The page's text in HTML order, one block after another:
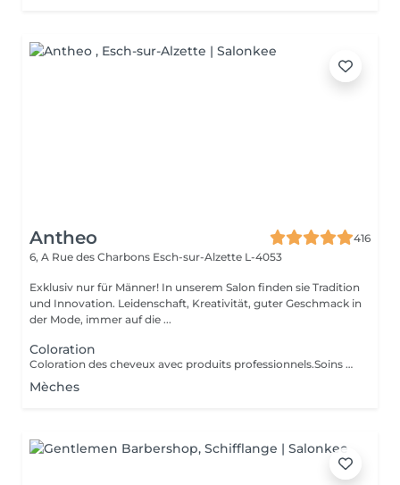
Antheo
416
6, A Rue des Charbons Esch-sur-Alzette L-4053
Exklusiv nur für Männer! In unserem Salon finden sie Tradition
und Innovation. Leidenschaft, Kreativität, guter Geschmack in
der Mode, immer auf die ...
Coloration
Coloration des cheveux avec produits professionnels.Soins du cheveux pre et post coloration.
Mèches